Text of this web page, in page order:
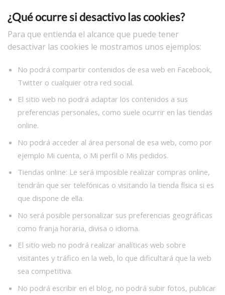
¿Qué ocurre si desactivo las cookies?
Para que entienda el alcance que puede tener
desactivar las cookies le mostramos unos ejemplos:
No podrá compartir contenidos de esa web en Facebook,
Twitter o cualquier otra red social.
El sitio web no podrá adaptar los contenidos a sus
preferencias personales, como suele ocurrir en las tiendas
online.
No podrá acceder al área personal de esa web, como por
ejemplo Mi cuenta, o Mi perfil o Mis pedidos.
Tiendas online: Le será imposible realizar compras online,
tendrán que ser telefónicas o visitando la tienda física si es
que dispone de ella.
No será posible personalizar sus preferencias geográficas
como franja horaria, divisa o idioma.
El sitio web no podrá realizar analíticas web sobre
visitantes y tráfico en la web, lo que dificultará que la web
sea competitiva.
No podrá escribir en el blog, no podrá subir fotos, publicar